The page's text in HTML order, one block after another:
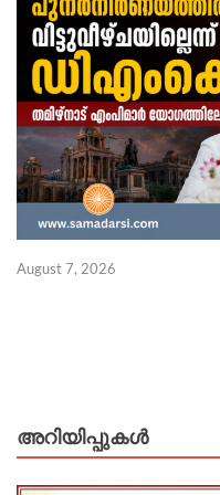
August 7, 2026
അറിയിപ്പുകള്‍